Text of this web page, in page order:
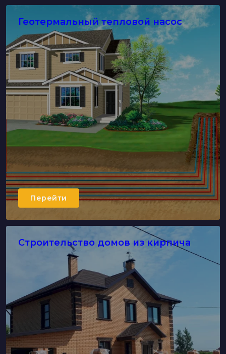
Геотермальный тепловой насос
Перейти
Строительство домов из кирпича